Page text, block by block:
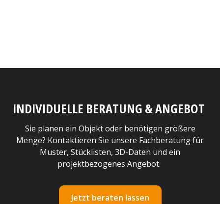
INDIVIDUELLE BERATUNG & ANGEBOT
Sie planen ein Objekt oder benötigen größere
Menge? Kontaktieren Sie unsere Fachberatung für
Muster, Stücklisten, 3D-Daten und ein
projektbezogenes Angebot.
Jetzt beraten lassen